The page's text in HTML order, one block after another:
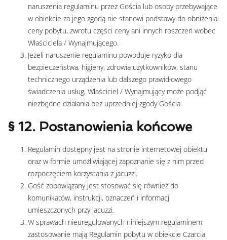
naruszenia regulaminu przez Gościa lub osoby przebywające
w obiekcie za jego zgodą nie stanowi podstawy do obniżenia
ceny pobytu, zwrotu części ceny ani innych roszczeń wobec
Właściciela / Wynajmującego.
Jeżeli naruszenie regulaminu powoduje ryzyko dla
bezpieczeństwa, higieny, zdrowia użytkowników, stanu
technicznego urządzenia lub dalszego prawidłowego
świadczenia usług, Właściciel / Wynajmujący może podjąć
niezbędne działania bez uprzedniej zgody Gościa.
§ 12. Postanowienia końcowe
Regulamin dostępny jest na stronie internetowej obiektu
oraz w formie umożliwiającej zapoznanie się z nim przed
rozpoczęciem korzystania z jacuzzi.
Gość zobowiązany jest stosować się również do
komunikatów, instrukcji, oznaczeń i informacji
umieszczonych przy jacuzzi.
W sprawach nieuregulowanych niniejszym regulaminem
zastosowanie mają Regulamin pobytu w obiekcie Czarcia